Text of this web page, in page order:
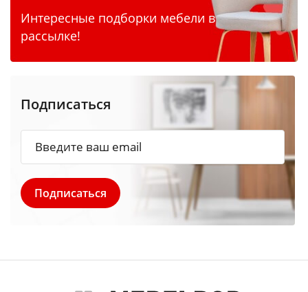
Интересные подборки мебели в
рассылке!
Подписаться